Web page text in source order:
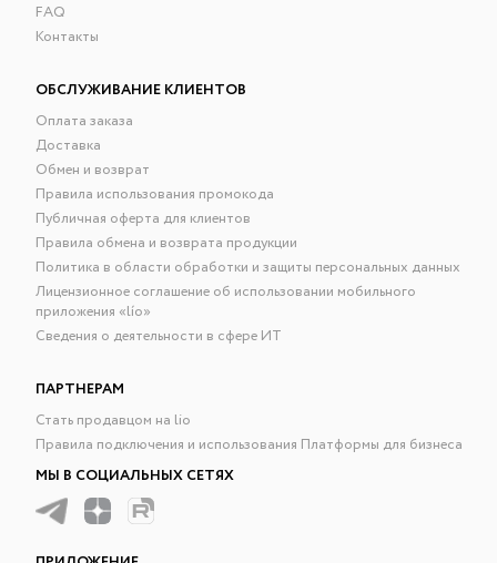
FAQ
Контакты
ОБСЛУЖИВАНИЕ КЛИЕНТОВ
Оплата заказа
Доставка
Обмен и возврат
Правила использования промокода
Публичная оферта для клиентов
Правила обмена и возврата продукции
Политика в области обработки и защиты персональных данных
Лицензионное соглашение об использовании мобильного
приложения «lío»
Сведения о деятельности в сфере ИТ
ПАРТНЕРАМ
Стать продавцом на lio
Правила подключения и использования Платформы для бизнеса
МЫ В СОЦИАЛЬНЫХ СЕТЯХ